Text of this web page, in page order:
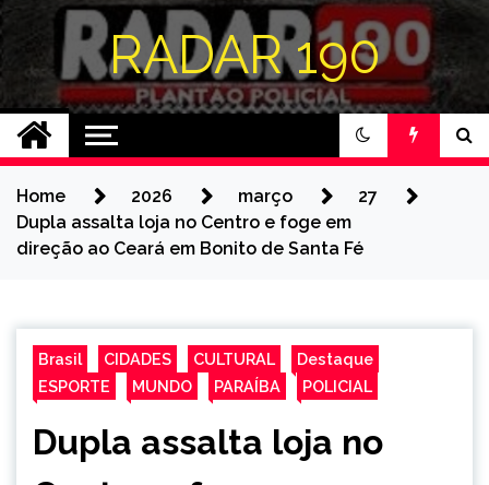
RADAR 190
Home 2026 março
27
Dupla assalta loja no Centro e foge em
direção ao Ceará em Bonito de Santa Fé
Brasil CIDADES CULTURAL
Destaque
ESPORTE
MUNDO PARAÍBA POLICIAL
Dupla assalta loja no